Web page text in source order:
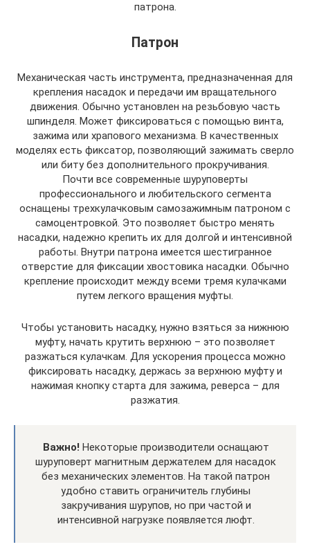
патрона.
Патрон
Механическая часть инструмента, предназначенная для
крепления насадок и передачи им вращательного
движения. Обычно установлен на резьбовую часть
шпинделя. Может фиксироваться с помощью винта,
зажима или храпового механизма. В качественных
моделях есть фиксатор, позволяющий зажимать сверло
или биту без дополнительного прокручивания.
Почти все современные шуруповерты
профессионального и любительского сегмента
оснащены трехкулачковым самозажимным патроном с
самоцентровкой. Это позволяет быстро менять
насадки, надежно крепить их для долгой и интенсивной
работы. Внутри патрона имеется шестигранное
отверстие для фиксации хвостовика насадки. Обычно
крепление происходит между всеми тремя кулачками
путем легкого вращения муфты.
Чтобы установить насадку, нужно взяться за нижнюю
муфту, начать крутить верхнюю – это позволяет
разжаться кулачкам. Для ускорения процесса можно
фиксировать насадку, держась за верхнюю муфту и
нажимая кнопку старта для зажима, реверса – для
разжатия.
Важно! Некоторые производители оснащают
шуруповерт магнитным держателем для насадок
без механических элементов. На такой патрон
удобно ставить ограничитель глубины
закручивания шурупов, но при частой и
интенсивной нагрузке появляется люфт.